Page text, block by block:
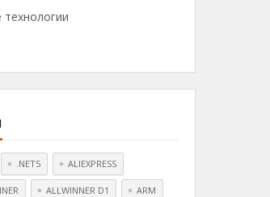
.NET5 ALIEXPRESS
ALLWINNER D1 ARM